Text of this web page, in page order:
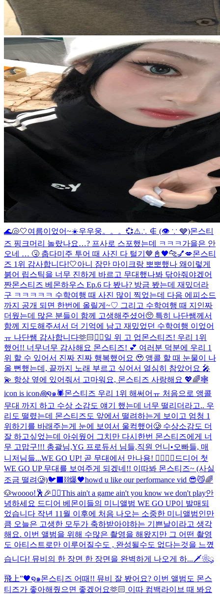
🌊🐚🤍여름이었어~☀️우우웅。。。💞⚠️∴ ∉ (👁 ∵ 🩶)몬스티
즈 핑크머리 놀랐나요…? 프사로 스포했는데 ㅋㅋㅋ 가을은 안
오네 … 🤧 춥다미주 투어 때 사진 다 털기🤎 📓🖤🐆💅💋몬스티
즈 1위 감사합니다!🤍아니 잠만 마이크랑 뽀뽀했나 왜이렇게
붉어 립스틱을 너무 진하게 바르고 무대했나봐 닦아줘야겠어
짠몬스티즈 베몬하우스 Ep.6 다 봤나? 방금 봤는데 재밌더라
구 ㅋㅋㅋㅋㅋ 수학여행 때 사진 많이 찍었는데 다음 에피소드
까지 공개 되면 한번에 올릴게~♡ 그리고 수학여행 때 지인짜
더웠는데 많은 분들이 함께 고생해주셨어🥺 특히 나단쌤께서
함께 지도해주셔서 더 기억에 남고 재밌었던 수학여행 이었어
ㅠ 나단쌤 감사합니다🫶🏻 ❤️‍🔥일 위 고 업몬스티즈! 우리 1위
했어!! 너무너무 감사해요 몬스티즈! 💕 여러분 덕분에 우리 1
위 할 수 있어서 진짜 진짜 행복했어요 🥹 앵콜 할 때 눈물이 나
올 뻔했는데, 끝까지 노래 부르고 싶어서 열심히 참았어요 🎤
💫 항상 옆에 있어줘서 고마워요, 몬스티즈 사랑해요 💖🌈🕸️
icon is icon꩜໑๑🕷️몬스티즈 우리 1위 해써어ㅠ 처음으로 앵콜
무대 까지 하고 수상 소감도 얘기 했는데 너무 떨리더라고.. 우
리도 떨렸는데 몬스티즈도 앞에서 떨려하는게 보이고 엄청 1
위하기를 바래주는게 눈에 보여서 울컥했어🥲 수상소감도 더
잘 하고싶었는데 아쉬웠어 그치만 다시한번 몬스티즈에게 너
무 고맙구!!! 총괄님,YG 프로듀서 님들,직원 언니•오빠들, 매
니저님들...WE GO UP! 곧 무대에서 만나용! ❤️‍🔥❤️‍🔥 드디어 첫
WE GO UP 무대를 보여주게 되겠네!! 이따봐 몬스티즈~ (사실
조금 떨려🥲)🐦‍⬛⛓️爆🖤howd u like our performance vid 😎😼🌈
🐶woooo!🕺🎉❤️‍🔥This ain't a game ain't you know we don't play안
녕하세요 드디어 베몬이들의 미니앨범 WE GO UP이 발매되
었습니다 작년 11월 이후에 처음 나오는 소중한 미니앨범인만
큼 오늘은 고생한 모두가 축하받아야하는 기쁜날이라고 생각
해요. 이번 앨범을 위해 수많은 촬영을 해왔지만 그 어떤 촬영
도 아티스트로만 이루어질수도 , 완성될수도 없다는것을 느꼈
습니다! 뮤비의 한 장면 한 장면을 완벽하게 나오게 하... 🗡️❀ུ۪
飛上”🖤໑๑몬스티즈 어때!! 뮤비 잘 봤어요? 이번 앨범도 몬스
티즈가 좋아해줬으면 좋겠어요🫶🏻 이따 컴백라이브 때 봐요